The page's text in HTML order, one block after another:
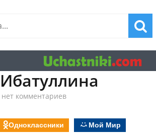
комментариев
Одноклассники
Мой Мир